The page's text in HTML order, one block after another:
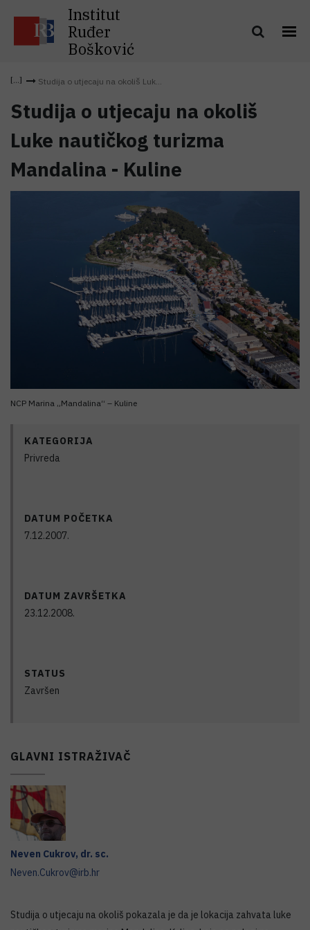
Institut
Ruđer
Bošković
Studija o utjecaju na okoliš Luk...
Studija o utjecaju na okoliš
Luke nautičkog turizma
Mandalina - Kuline
NCP Marina „Mandalina“ – Kuline
KATEGORIJA
Privreda
DATUM POČETKA
7.12.2007.
DATUM ZAVRŠETKA
23.12.2008.
STATUS
Završen
GLAVNI ISTRAŽIVAČ
Neven Cukrov, dr. sc.
Neven.Cukrov@irb.hr
Studija o utjecaju na okoliš pokazala je da je lokacija zahvata luke